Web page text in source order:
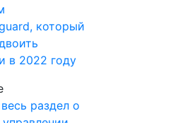
который
в 2022 году